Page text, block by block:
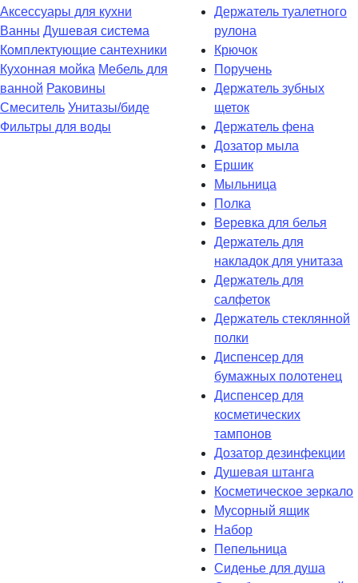
Аксессуары для кухни
Ванны Душевая система
Комплектующие сантехники
Кухонная мойка Мебель для
ванной Раковины
Смеситель Унитазы/биде
Фильтры для воды
Держатель туалетного
рулона
Крючок
Поручень
Держатель зубных
щеток
Держатель фена
Дозатор мыла
Eршик
Мыльница
Полка
Веревка для белья
Держатель для
накладок для унитаза
Держатель для
салфеток
Держатель стеклянной
полки
Диспенсер для
бумажных полотенец
Диспенсер для
косметических
тампонов
Дозатор дезинфекции
Душевая штанга
Косметическое зеркало
Мусорный ящик
Набор
Пепельница
Сиденье для душа